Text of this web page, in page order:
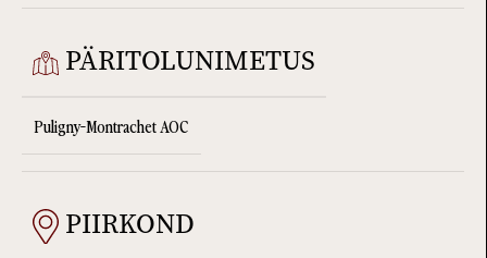
PÄRITOLUNIMETUS
Puligny-Montrachet AOC
PIIRKOND